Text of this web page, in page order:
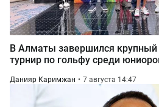
В Алматы завершился
турнир по гольфу среди
Данияр Каримжан 7 августа 14:47